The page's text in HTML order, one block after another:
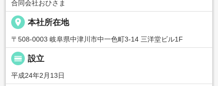
合同会社おひさま
place 本社所在地
〒508-0003 岐阜県中津川市中一色町3-14 三洋堂ビル1F
calendar_view_day 設立
平成24年2月13日